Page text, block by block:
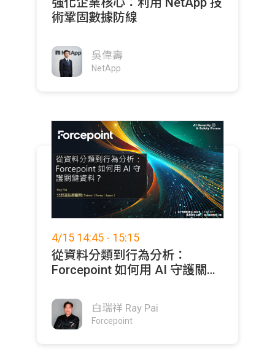
術鞏固數據防線
吳偉壽
NetApp
4/15 14:45 - 15:15
從資料分類到行為分析：
Forcepoint 如何用 AI 守護關鍵
白瑞祥 Ray Pai
Forcepoint